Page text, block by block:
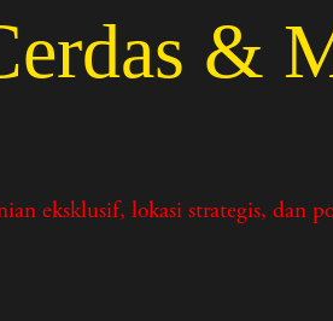
&
eksklusif, lokasi strategis, dan